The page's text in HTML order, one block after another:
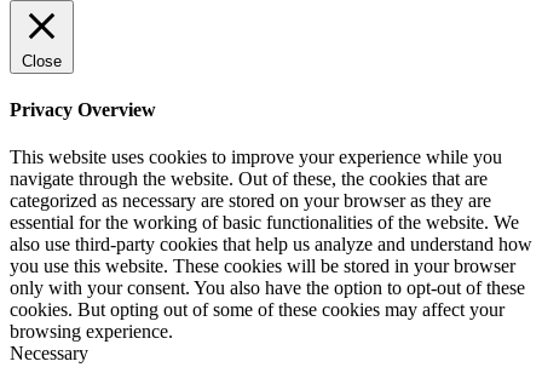
Close
Privacy Overview
This website uses cookies to improve your experience while you
navigate through the website. Out of these, the cookies that are
categorized as necessary are stored on your browser as they are
essential for the working of basic functionalities of the website. We
also use third-party cookies that help us analyze and understand how
you use this website. These cookies will be stored in your browser
only with your consent. You also have the option to opt-out of these
cookies. But opting out of some of these cookies may affect your
browsing experience.
Necessary